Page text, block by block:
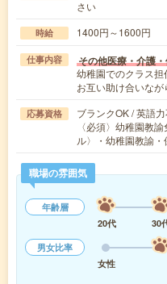
さい
時給 1400円～1600円
仕事内容 その他医療・介護
幼稚園でのクラス
お互い助け合いな
応募資格
ブランクOK / 英語
〈必須〉幼稚園教
ル〉・幼稚園教諭
職場の雰囲気
年齢層
20代
30
男女比率
女性